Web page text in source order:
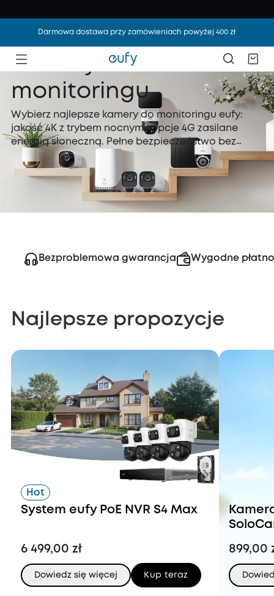
Darmowa dostawa przy zamówieniach powyżej 400 zł
Kamery do
monitoringu
Wybierz najlepsze kamery do monitoringu eufy:
jakość 4K z trybem nocnym i opcje 4G zasilane
energią słoneczną. Pełne bezpieczeństwo bez
Bezproblemowa gwarancja Wygodne
Najlepsze propozycje
Hot
System eufy PoE NVR S4 Max
6 499,00 zł
Dowiedz się więcej Kup teraz
899,00